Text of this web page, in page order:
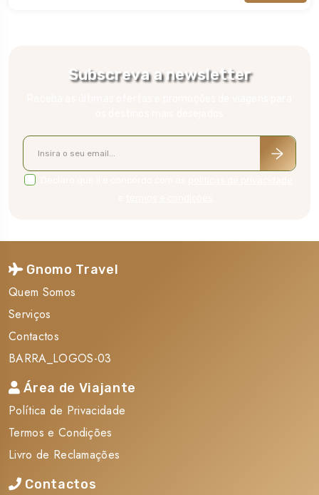
Subscreva a newsletter
Gnomo Travel
Quem Somos
Serviços
Contactos
BARRA_LOGOS-03
Área de Viajante
Política de Privacidade
Termos e Condições
Livro de Reclamações
Contactos